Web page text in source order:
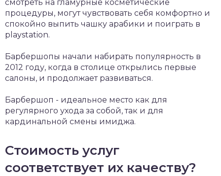
смотреть на гламурные косметические
процедуры, могут чувствовать себя комфортно и
спокойно выпить чашку арабики и поиграть в
playstation.
Барбершопы начали набирать популярность в
2012 году, когда в столице открылись первые
салоны, и продолжает развиваться.
Барбершоп - идеальное место как для
регулярного ухода за собой, так и для
кардинальной смены имиджа.
Стоимость услуг
соответствует их качеству?